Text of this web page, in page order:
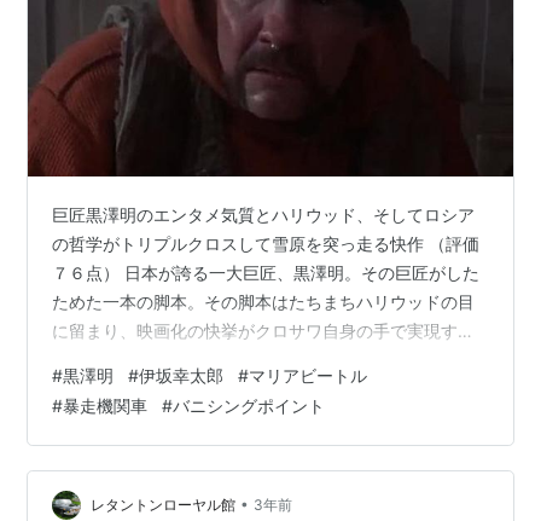
巨匠黒澤明のエンタメ気質とハリウッド、そしてロシア
の哲学がトリプルクロスして雪原を突っ走る快作 （評価
７６点） 日本が誇る一大巨匠、黒澤明。その巨匠がした
ためた一本の脚本。その脚本はたちまちハリウッドの目
に留まり、映画化の快挙がクロサワ自身の手で実現する
く一つの伝説となった。 膨大な企画が浮かんでは消えて
いく映画業界にあって、映画化が果たせないまま、脚本
のネームバリューだけが不滅のままレジェンドと化して
いく脚本があるもので、この「暴走機関車」は長年、業
界関係者、映画ファンの間では不滅のブラックホールの
#黒澤明 #伊坂幸太郎 #マリアビートル
#暴走機関車 #バニシングポイント
レタントンローヤル館 • 3年前